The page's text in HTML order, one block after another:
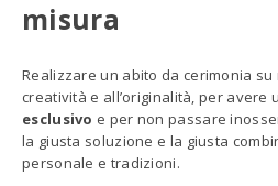
misura
Realizzare un abito da cerimonia
creatività e all’originalità, per avere
esclusivo e per non passare
la giusta soluzione e la giusta
personale e tradizioni.